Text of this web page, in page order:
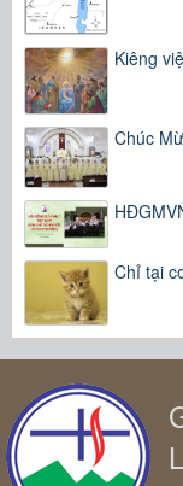
Kiêng
Chúc
Chỉ tại